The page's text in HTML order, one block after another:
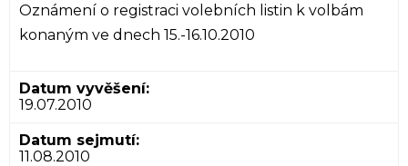
Oznámení o registraci volebních listin k volbám
konaným ve dnech 15.-16.10.2010
19.07.2010
11.08.2010